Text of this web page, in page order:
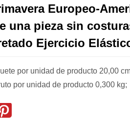
Europeo-
una pieza sin
Ejercicio
por unidad de producto 20,00
por unidad de producto 0,300 kg;